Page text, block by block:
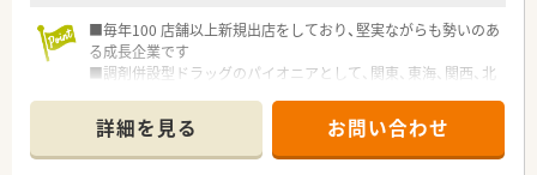
■毎年100 店舗以上新規出店をしており、堅実ながらも勢いのあ
る成長企業です
■調剤併設型ドラッグのパイオニアとして、関東、東海、関西、北
■研修制度は様々なプランがあり、集合研修だけでなく任意で受
講可能な研修も幅広く用意されています
■店舗で活躍する従業員、社外で活躍する従業員、将来経営幹部
詳細を見る お問い合わせ